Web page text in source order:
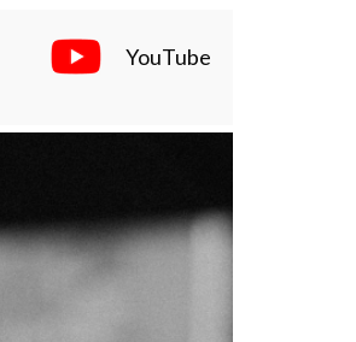
YouTube